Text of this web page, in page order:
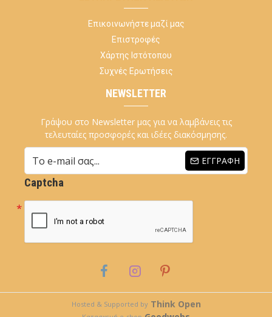
Επικοινωνήστε μαζί μας
Επιστροφές
Χάρτης Ιστότοπου
Συχνές Ερωτήσεις
NEWSLETTER
Γράψου στο Newsletter μας για να λαμβάνεις τις
τελευταίες προσφορές και ιδέες διακόσμησης.
ΕΓΓΡΑΦΉ
Captcha
Hosted & Supported by Think Open